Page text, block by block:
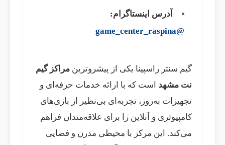
آدرس اینستاگرام:
@game_center_raspina
گیم سنتر راسپینا یکی از پیشروترین مراکز گیم
نت مشهد است که با ارائه خدمات حرفه‌ای و
تجهیزات به‌روز، تجربه‌ای بی‌نظیر از بازی‌های
کامپیوتری و آنلاین را برای علاقه‌مندان فراهم
می‌کند. این مرکز با محیطی مدرن و فضایی